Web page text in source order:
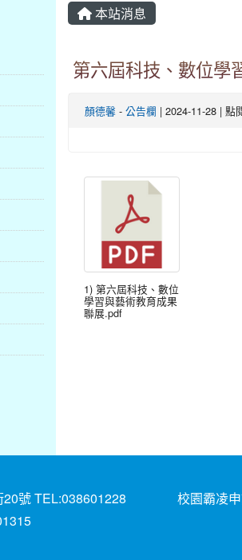
本站消息
第六屆科技、數位學
顏德馨 - 公告欄 | 2024-11-28 | 點
1) 第六屆科技、數位
學習與藝術教育成果
聯展.pdf
號 TEL:038601228
校園霸凌